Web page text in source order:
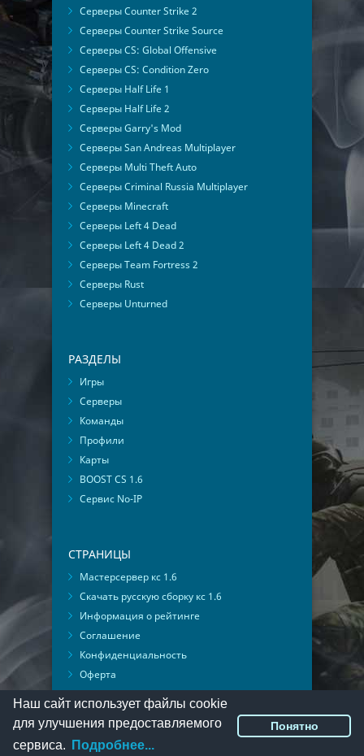
Серверы Counter Strike 2
Серверы Counter Strike Source
Серверы CS: Global Offensive
Серверы CS: Condition Zero
Серверы Half Life 1
Серверы Half Life 2
Серверы Garry's Mod
Серверы San Andreas Multiplayer
Серверы Multi Theft Auto
Серверы Criminal Russia Multiplayer
Серверы Minecraft
Серверы Left 4 Dead
Серверы Left 4 Dead 2
Серверы Team Fortress 2
Серверы Rust
Серверы Unturned
РАЗДЕЛЫ
Игры
Серверы
Команды
Профили
Карты
BOOST CS 1.6
Сервис No-IP
СТРАНИЦЫ
Мастерсервер кс 1.6
Скачать русскую сборку кс 1.6
Информация о рейтинге
Соглашение
Конфиденциальность
Оферта
Мониторинг ВКонтакте
© 2016-2026 Мы ВКонтакте
Наш сайт использует файлы cookie
для улучшения предоставляемого
сервиса.
Подробнее...
Понятно